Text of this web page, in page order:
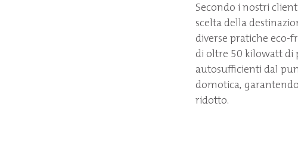
Secondo i nostri
scelta della
diverse pratiche eco-
di oltre 50 kilowatt di
autosufficienti dal
domotica,
ridotto.